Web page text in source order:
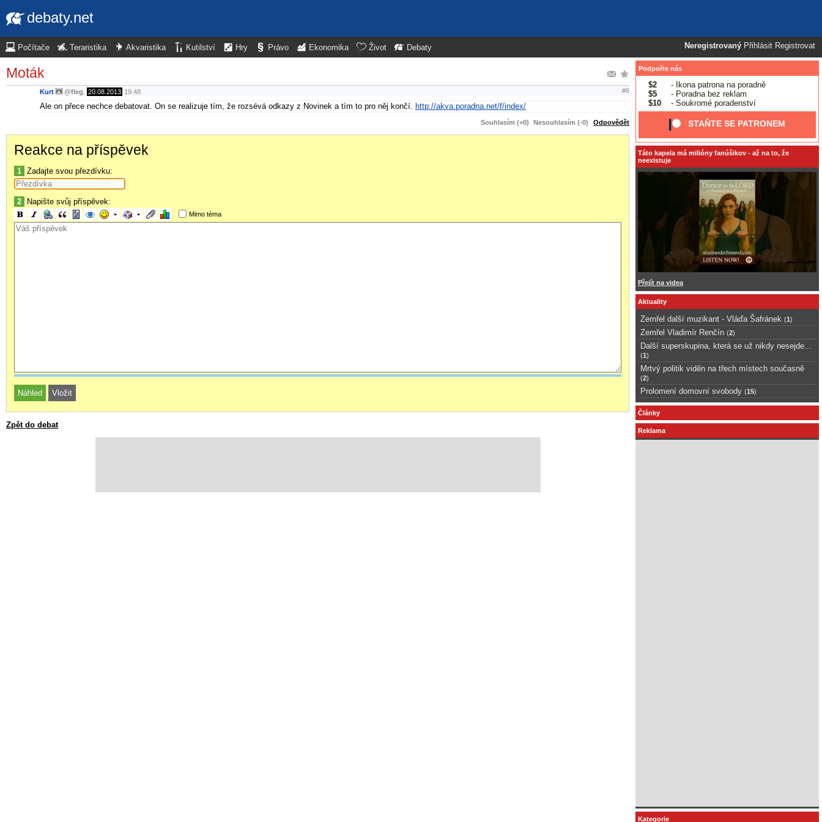
debaty.net
Neregistrovaný Přihlásit Registrovat
Počítače Teraristika Akvaristika Kutilství Hry Právo Ekonomika Život Debaty
Moták
Kurt @fleg 20.08.2013 19:48 #6
Ale on přece nechce debatovat. On se realizuje tím, že rozsévá odkazy z Novinek a tím to pro něj končí. http://akva.poradna.net/f/index/
Souhlasím (+0) Nesouhlasím (-0) Odpovědět
Reakce na příspěvek
1 Zadajte svou přezdívku:
2 Napište svůj příspěvek:
Mimo téma
Zpět do debat
Podpořte nás
$2
- Ikona patrona na poradně
$5
- Poradna bez reklam
$10
- Soukromé poradenství
STAŇTE SE PATRONEM
Táto kapela má milióny fanúšikov - až na to, že
neexistuje
Přejít na videa
Aktuality
Zemřel další muzikant - Vláďa Šafránek (1 )
Zemřel Vladimír Renčín (2)
Další superskupina, která se už nikdy nesejde...
(1 )
Mrtvý politik viděn na třech místech současně
(2)
Prolomení domovní svobody (15)
Články
Reklama
Kategorie